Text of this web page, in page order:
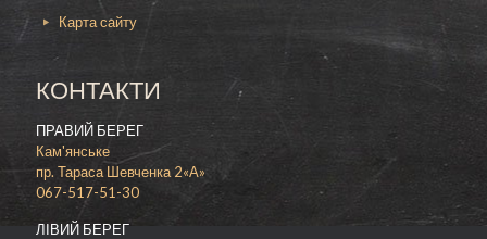
Карта сайту
КОНТАКТИ
ПРАВИЙ БЕРЕГ
Кам'янське
пр. Тараса Шевченка 2«А»
067-517-51-30
ЛІВИЙ БЕРЕГ